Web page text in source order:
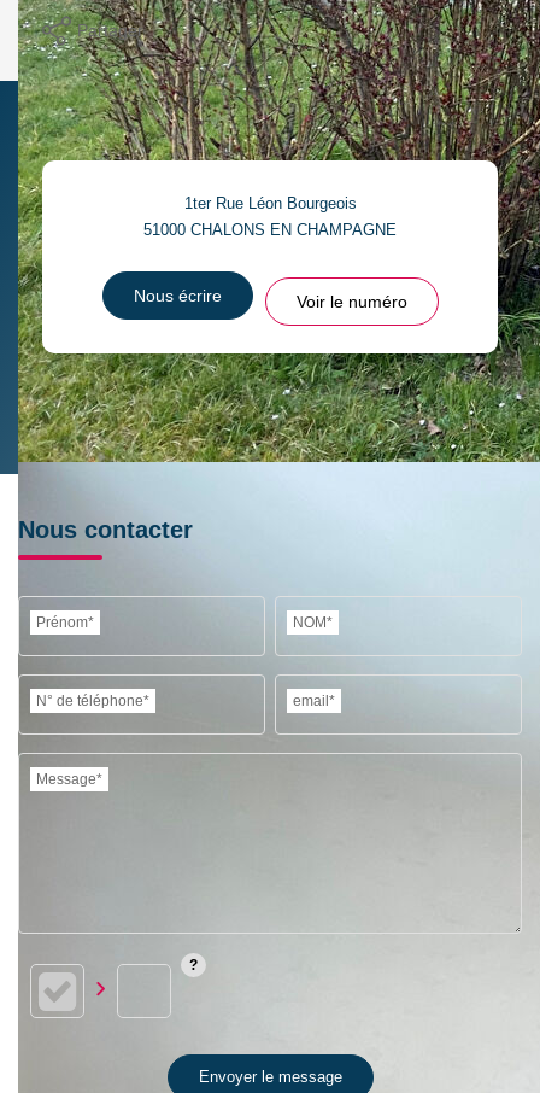
Partager
1ter Rue Léon Bourgeois
51000 CHALONS EN CHAMPAGNE
Nous écrire Voir le numéro
Nous contacter
Prénom* NOM*
N° de téléphone* email*
Message*
Envoyer le message